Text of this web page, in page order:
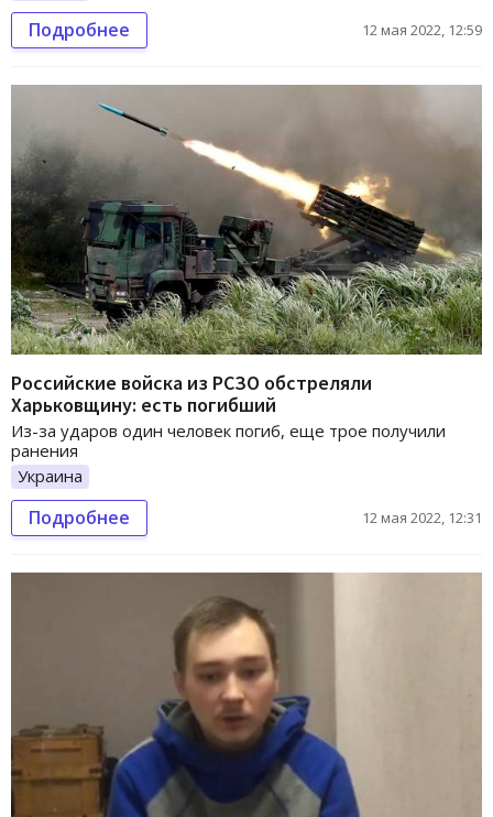
Подробнее 12 мая 2022, 12:59
Российские войска из РСЗО обстреляли
Харьковщину: есть погибший
Из-за ударов один человек погиб, еще трое получили
ранения
Украина
Подробнее 12 мая 2022, 12:31